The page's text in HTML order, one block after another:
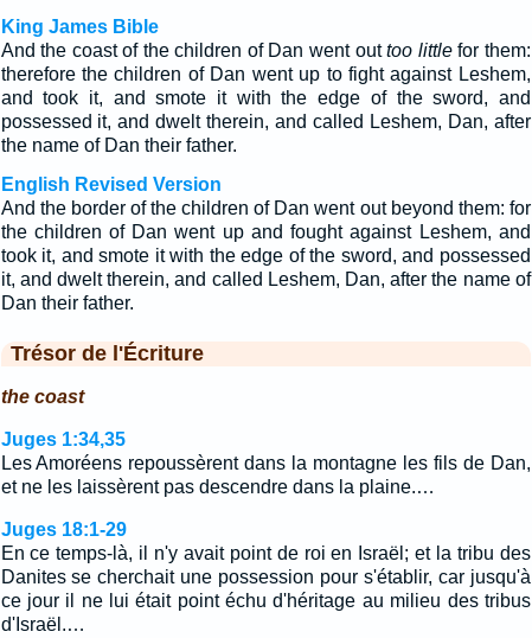
King James Bible
And the coast of the children of Dan went outtoo littlefor them:
therefore the children of Dan went up to fight against Leshem,
and took it, and smote it with the edge of the sword, and
possessed it, and dwelt therein, and called Leshem, Dan, after
the name of Dan their father.
English Revised Version
And the border of the children of Dan went out beyond them: for
the children of Dan went up and fought against Leshem, and
took it, and smote it with the edge of the sword, and possessed
it, and dwelt therein, and called Leshem, Dan, after the name of
Dan their father.
Trésor de l'Écriture
the coast
Juges 1:34,35
Les Amoréens repoussèrent dans la montagne les fils de Dan,
et ne les laissèrent pas descendre dans la plaine.…
Juges 18:1-29
En ce temps-là, il n'y avait point de roi en Israël; et la tribu des
Danites se cherchait une possession pour s'établir, car jusqu'à
ce jour il ne lui était point échu d'héritage au milieu des tribus
d'Israël.…